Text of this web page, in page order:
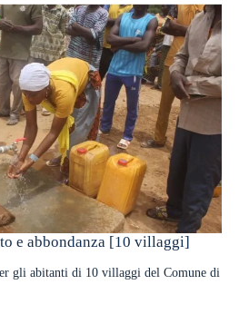
e abbondanza [10 villaggi]
gli abitanti di 10 villaggi del Comune di